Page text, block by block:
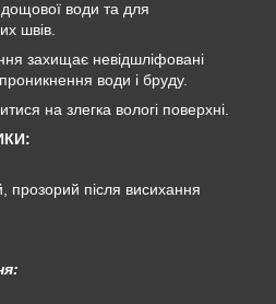
води та для
швів.
захищає невідшліфовані
води і бруду.
на злегка вологі поверхні.
прозорий після висихання